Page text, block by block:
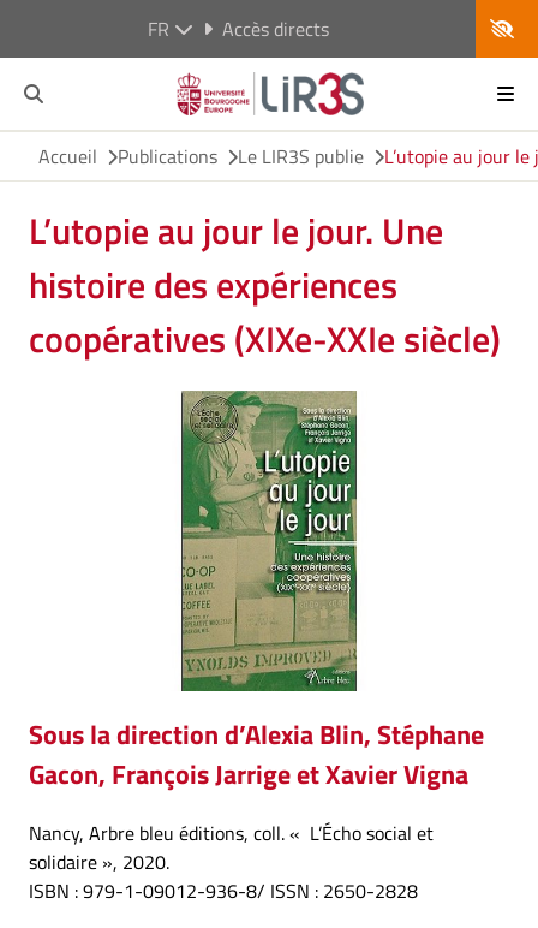
FR Accès directs
Accueil Publications Le LIR3S publie L’utopie au jour
L’utopie au jour le jour. Une
histoire des expériences
coopératives (XIXe-XXIe siècle)
Sous la directiond’Alexia Blin, Stéphane
Gacon, François Jarrige et Xavier Vigna
Nancy, Arbre bleu éditions, coll. « L’Écho social et
solidaire », 2020.
ISBN : 979-1-09012-936-8/ ISSN : 2650-2828